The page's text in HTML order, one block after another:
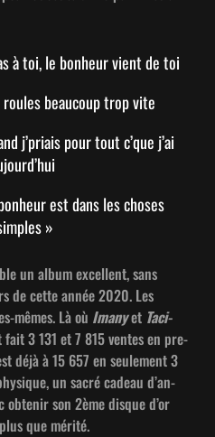
à toi, le bon­heur vient de toi
beau­coup trop vite
j’pri­ais pour tout c’que j’ai
est dans les choses
»
un album excel­lent, sans
de cette année 2020. Les
mêmes. Là où Imanyet Tac­i­
fait 3 131 et 7 815 ventes en pre­
déjà à 15 657 en seule­ment 3
un sacré cadeau d’an­
obtenir son 2ème disque d’or
que mérité.